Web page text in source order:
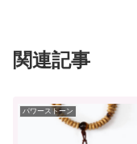
関連記事
パワーストーン